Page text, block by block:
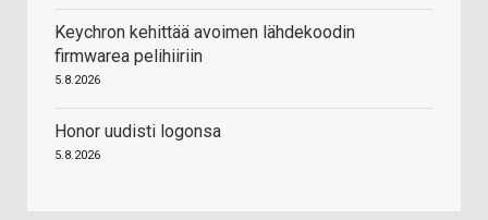
Keychron kehittää avoimen lähdekoodin
firmwarea pelihiiriin
5.8.2026
Honor uudisti logonsa
5.8.2026